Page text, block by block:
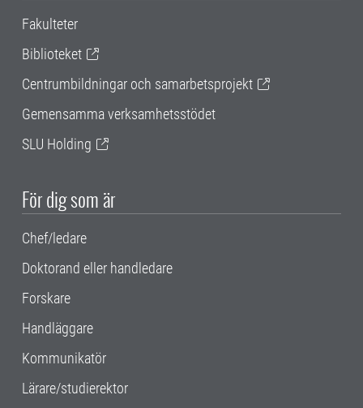
Fakulteter
Biblioteket
Centrumbildningar och samarbetsprojekt
Gemensamma verksamhetsstödet
SLU Holding
För dig som är
Chef/ledare
Doktorand eller handledare
Forskare
Handläggare
Kommunikatör
Lärare/studierektor